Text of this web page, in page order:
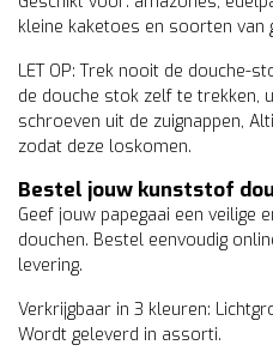
kleine kaketoes en soorten van
LET OP: Trek nooit de douche-
de douche stok zelf te trekken,
schroeven uit de zuignappen,
zodat deze loskomen.
Bestel jouw kunststof
Geef jouw papegaai een
douchen. Bestel eenvoudig
levering.
Verkrijgbaar in 3 kleuren:
Wordt geleverd in assorti.